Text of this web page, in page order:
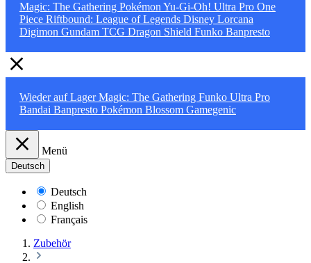
Magic: The Gathering Pokémon Yu-Gi-Oh! Ultra Pro One
Piece Riftbound: League of Legends Disney Lorcana
Digimon Gundam TCG Dragon Shield Funko Banpresto
Wieder auf LagerMagic: The Gathering Funko Ultra Pro
Bandai Banpresto Pokémon Blossom Gamegenic
Menü
Deutsch
Deutsch
English
Français
Zubehör